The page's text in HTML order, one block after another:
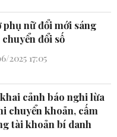
phụ nữ đổi mới sáng
đổi số
2025 17:05
cảnh báo nghi lừa
chuyển khoản, cấm
tài khoản bí danh